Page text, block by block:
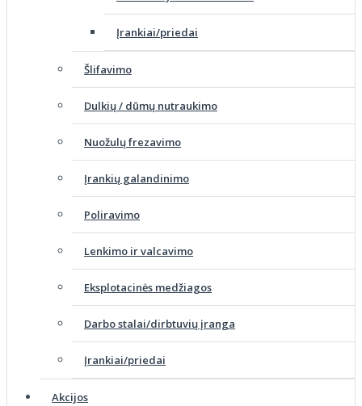
Įrankiai/priedai
Šlifavimo
Dulkių / dūmų nutraukimo
Nuožulų frezavimo
Įrankių galandinimo
Poliravimo
Lenkimo ir valcavimo
Eksplotacinės medžiagos
Darbo stalai/dirbtuvių įranga
Įrankiai/priedai
Akcijos